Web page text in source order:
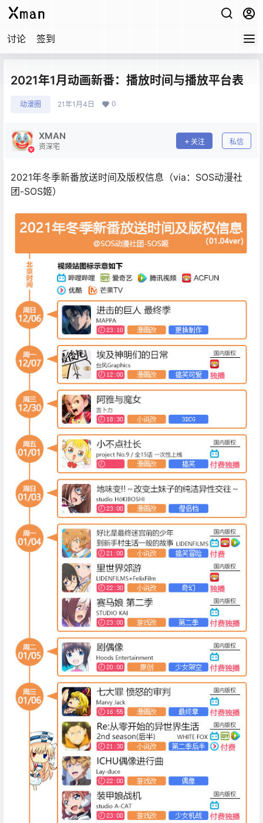
讨论 签到
2021年1月动画新番：播放时间与播放平台表
动漫圈 21年1月4日 0
XMAN
资深宅
关注 私信
2021年冬季新番放送时间及版权信息（via：SOS动漫社
团-SOS姬）